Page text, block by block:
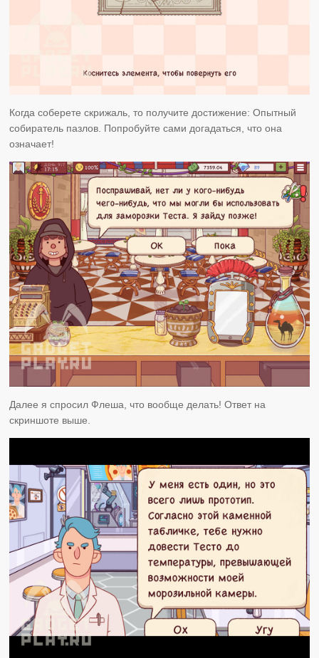
Когда соберете скрижаль, то получите достижение: Опытный
собиратель пазлов. Попробуйте сами догадаться, что она
означает!
Далее я спросил Флеша, что вообще делать! Ответ на
скриншоте выше.